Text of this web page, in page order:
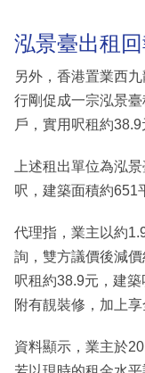
泓景臺出租
另外，香港置業西
行剛促成一宗泓景
戶，實用呎租約38.9
上述租出單位為泓
呎，建築面積約651
代理指，業主以約
詢，雙方議價後減
呎租約38.9元，建
附有靚裝修，加上
資料顯示，業主於